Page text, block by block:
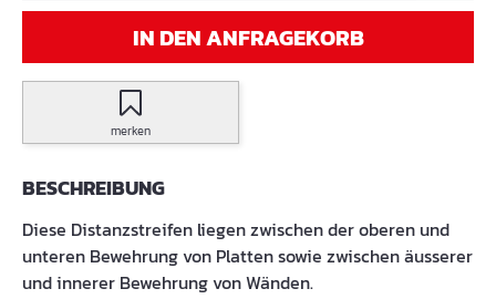
IN DEN ANFRAGEKORB
merken
BESCHREIBUNG
Diese Distanzstreifen liegen zwischen der oberen und
unteren Bewehrung von Platten sowie zwischen äusserer
und innerer Bewehrung von Wänden.